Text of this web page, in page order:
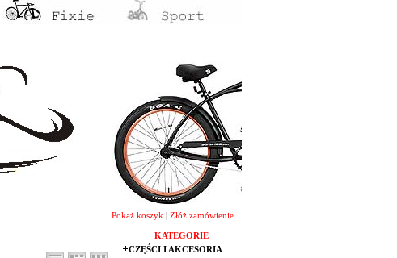
Pokaż koszyk Złóż zamówienie
KATEGORIE
CZĘŚCI I AKCESORIA